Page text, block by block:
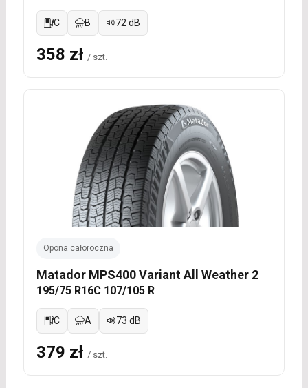
C B 72 dB
358 zł / szt.
Opona całoroczna
Matador MPS400 Variant All Weather 2
195/75 R16C 107/105 R
C A 73 dB
379 zł / szt.